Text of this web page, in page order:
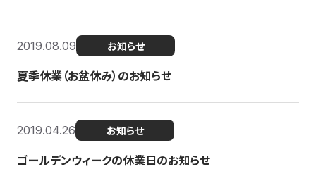
2019.08.09 お知らせ
夏季休業（お盆休み）のお知らせ
2019.04.26 お知らせ
ゴールデンウィークの休業日のお知らせ